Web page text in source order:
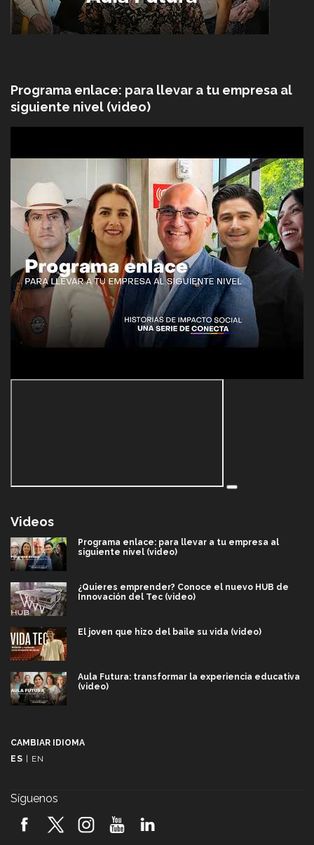
Programa enlace: para llevar a tu empresa al
siguiente nivel (video)
Videos
Programa enlace: para llevar a tu empresa al
siguiente nivel (video)
¿Quieres emprender? Conoce el nuevo HUB de
Innovación del Tec (video)
El joven que hizo del baile su vida (video)
Aula Futura: transformar la experiencia educativa
(video)
2026! (video)
CAMBIAR IDIOMA
ES | EN
Síguenos